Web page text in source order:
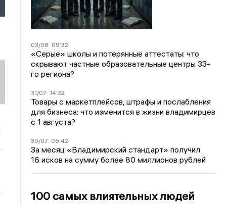
03/08 09:32
«Серые» школы и потерянные аттестаты: что
скрывают частные образовательные центры 33-
го региона?
31/07 14:32
Товары с маркетплейсов, штрафы и послабления
для бизнеса: что изменится в жизни владимирцев
с 1 августа?
30/07 09:42
За месяц «Владимирский стандарт» получил
16 исков на сумму более 80 миллионов рублей
100 самых влиятельных людей